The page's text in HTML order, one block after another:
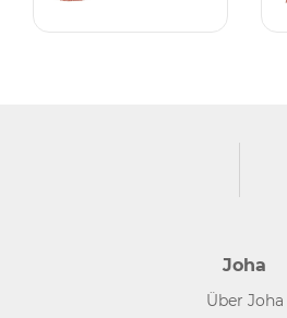
Joha
Über Joha